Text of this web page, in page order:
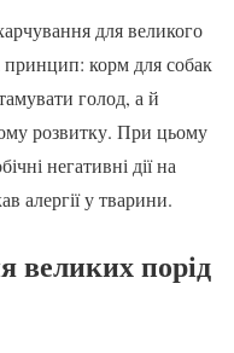
для великого
принцип: корм для собак
голод, а й
розвитку. При цьому
негативні дії на
алергії у тварини.
великих порід